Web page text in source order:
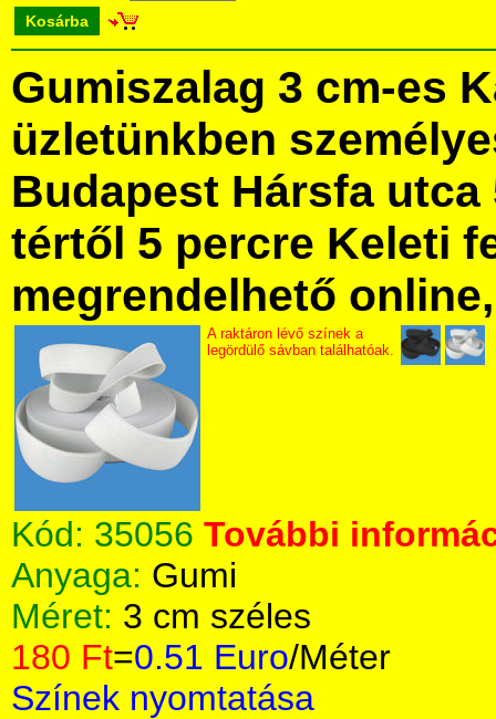
Kosárba
Gumiszalag 3 cm-es
üzletünkben
Budapest Hársfa utca
tértől 5 percre Keleti
megrendelhető
A raktáron lévő színek a
legördülő sávban találhatóak.
Kód: 35056 További
Anyaga: Gumi
Méret: 3 cm széles
180 Ft=0.51 Euro/Méter
Színek nyomtatása